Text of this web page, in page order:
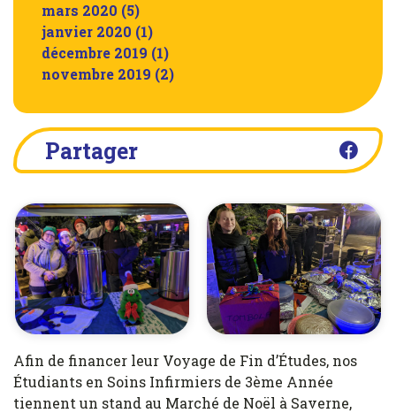
Afin de financer leur Voyage de Fin d’Études, nos
Étudiants en Soins Infirmiers de 3ème Année
tiennent un stand au Marché de Noël à Saverne,
mars 2020 (5)
janvier 2020 (1)
décembre 2019 (1)
novembre 2019 (2)
Partager